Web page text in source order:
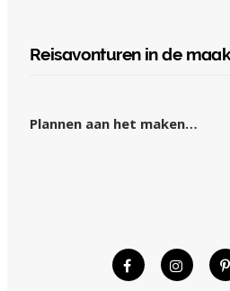
Reisavonturen in de
Plannen aan het maken…